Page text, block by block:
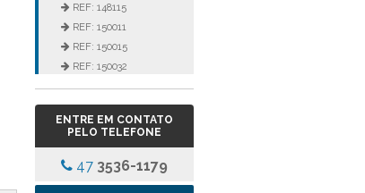
REF: 148115
REF: 150011
REF: 150015
REF: 150032
REF: 152115
REF: 3105
REF: 3106
REF: 5105
REF: 5145
REF: 77017
ENTRE EM CONTATO
PELO TELEFONE
47 3536-1179